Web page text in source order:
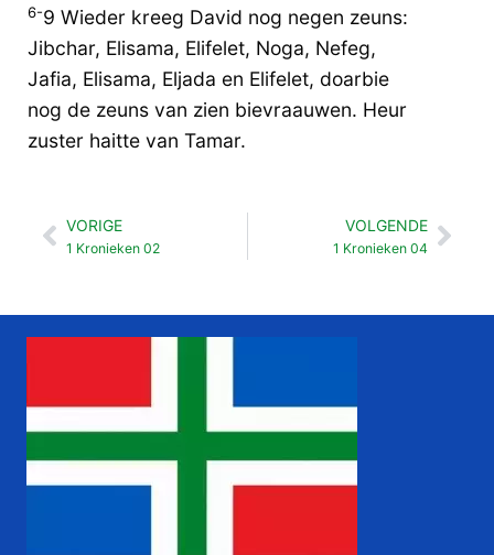
6-9 Wieder kreeg David nog negen zeuns:
Jibchar, Elisama, Elifelet, Noga, Nefeg,
Jafia, Elisama, Eljada en Elifelet, doarbie
nog de zeuns van zien bievraauwen. Heur
zuster haitte van Tamar.
Vorige
VORIGE
1 Kronieken 02
VOLGENDE
1 Kronieken 04